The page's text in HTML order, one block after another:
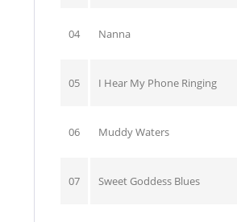
04 Nanna
05 I Hear My Phone Ringing
06 Muddy Waters
07 Sweet Goddess Blues